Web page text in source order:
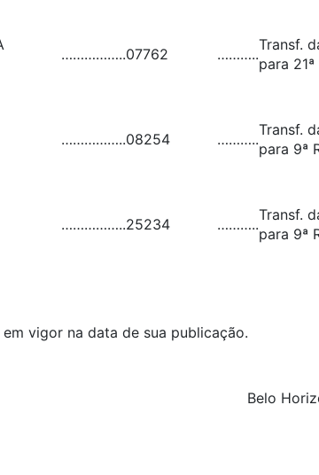
……………..07762 ………..
Transf.
para 21ª
……………..08254 ………..
Transf.
para 9ª
……………..25234 ………..
Transf.
para 9ª
vigor na data de sua publicação.
Belo